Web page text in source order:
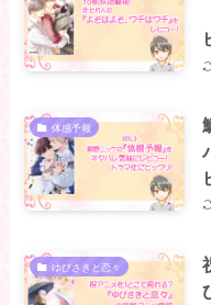
体感予報
ゆびさきと恋々